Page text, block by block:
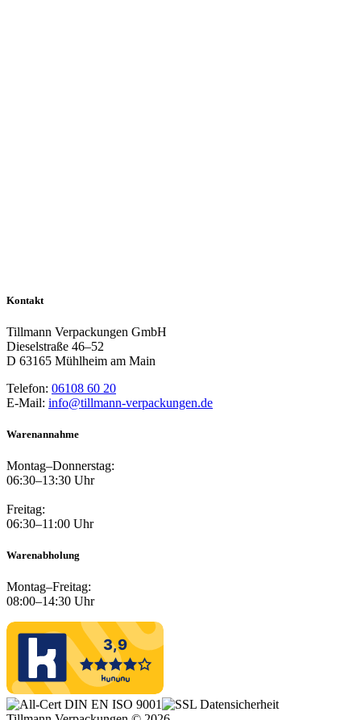
Kontakt
Tillmann Verpackungen GmbH
Dieselstraße 46–52
D 63165 Mühlheim am Main
Telefon: 06108 60 20
E-Mail: info@tillmann-verpackungen.de
Warenannahme
Montag–Donnerstag:
06:30–13:30 Uhr
Freitag:
06:30–11:00 Uhr
Warenabholung
Montag–Freitag:
08:00–14:30 Uhr